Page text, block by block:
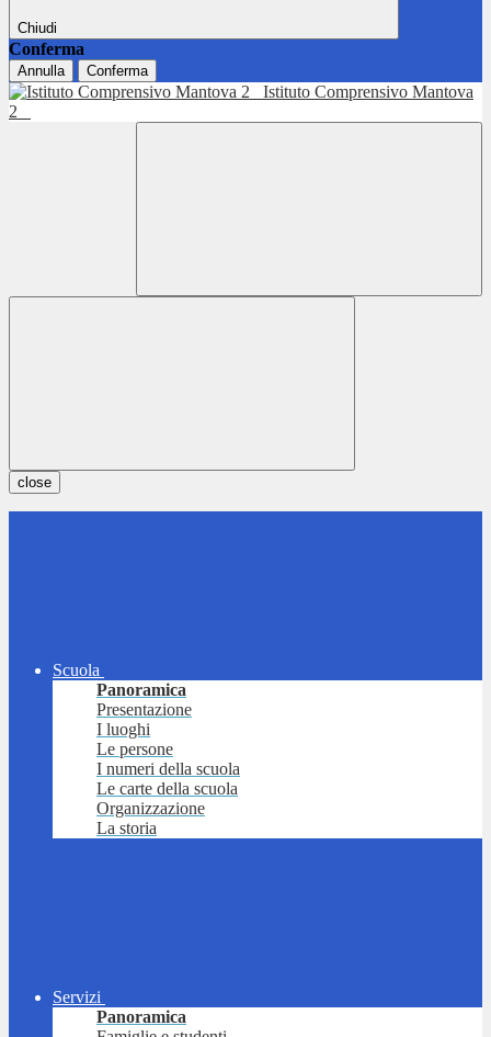
Chiudi
Conferma
Annulla Conferma
Istituto Comprensivo Mantova
2
close
Scuola
Panoramica
Presentazione
I luoghi
Le persone
I numeri della scuola
Le carte della scuola
Organizzazione
La storia
Servizi
Panoramica